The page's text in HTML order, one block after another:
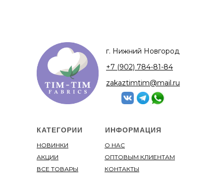
КАТЕГОРИИ
НОВИНКИ
АКЦИИ
ВСЕ ТОВАРЫ
ИНФОРМАЦИЯ
О НАС
ОПТОВЫМ КЛИЕНТАМ
КОНТАКТЫ
г. Нижний Новгород
+7 (902) 784-81-84
zakaztimtim@mail.ru